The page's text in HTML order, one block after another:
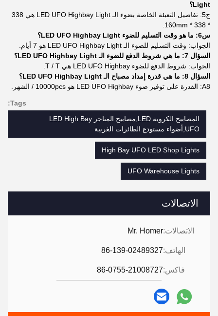
الاتصالات
الاتصالات:Mr. Homer
الهاتف:86-139-02489327
فاكس:86-0755-21008727
Light؟
ج5: تفاصيل التعبئة الخاصة بضوء الـ LED UFO Highbay Light هي 338
* 338 * 160mm.
س6: ما هو وقت التسليم للضوء LED UFO Highbay Light؟
الجواب: وقت التسليم للضوء الـ LED UFO Highbay Light هو 7 أيام.
السؤال 7: ما هي شروط الدفع للضوء الـ LED UFO Highbay Light؟
الجواب: شروط الدفع للضوء LED UFO Highbay هي T / T.
السؤال 8: ما هي قدرة إمداد مصباح الـ LED UFO Highbay Light؟
A8: القدرة على توفير ضوء LED UFO Highbay هو 10000pcs / الشهر.
Tags:
المصابيح الكروية LED,مصابيح المتاجر LED High Bay
UFO,أضواء مستودع الطائرات الغريبة
High Bay UFO LED Shop Lights
UFO Warehouse Lights